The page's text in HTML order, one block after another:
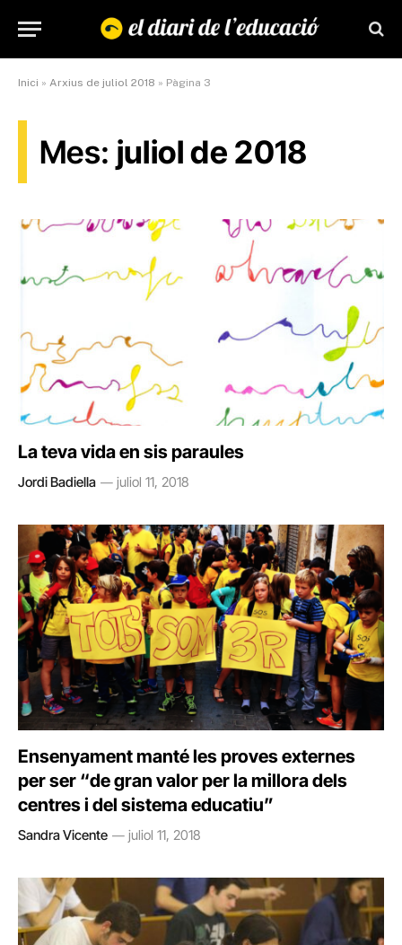
Inici » Arxius de juliol 2018 » Pàgina 3
Mes: juliol de 2018
La teva vida en sis paraules
Jordi Badiella juliol 11, 2018
Ensenyament manté les proves externes
per ser “de gran valor per la millora dels
centres i del sistema educatiu”
Sandra Vicente juliol 11, 2018